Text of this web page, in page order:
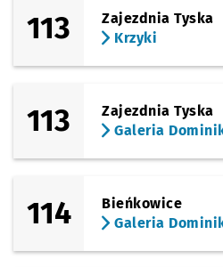
113
Zajezdnia Tyska
Krzyki
113
Zajezdnia Tyska
Galeria
114
Bieńkowice
Galeria